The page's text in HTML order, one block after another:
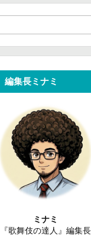
編集長ミナミ
ミナミ
『歌舞伎の達人』編集長